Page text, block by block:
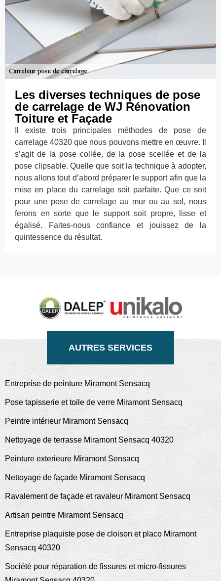
Les diverses techniques de pose
de carrelage de WJ Rénovation
Toiture et Façade
Il existe trois principales méthodes de pose de
carrelage 40320 que nous pouvons mettre en œuvre. Il
s’agit de la pose collée, de la pose scellée et de la
pose clipsable. Quelle que soit la technique à adopter,
nous allons tout d’abord préparer le support afin que la
mise en place du carrelage soit parfaite. Que ce soit
pour une pose de carrelage au mur ou au sol, nous
ferons en sorte que le support soit propre, lisse et
égalisé. Faites-nous confiance et jouissez de la
quintessence du résultat.
AUTRES SERVICES
Entreprise de peinture Miramont Sensacq
Pose tapisserie et toile de verre Miramont Sensacq
Peintre intérieur Miramont Sensacq
Nettoyage de terrasse Miramont Sensacq 40320
Peinture exterieure Miramont Sensacq
Nettoyage de façade Miramont Sensacq
Ravalement de façade et ravaleur Miramont Sensacq
Artisan peintre Miramont Sensacq
Entreprise plaquiste pose de cloison et placo Miramont
Sensacq 40320
Société pour réparation de fissures et micro-fissures